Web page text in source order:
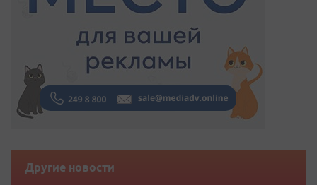
Другие новости